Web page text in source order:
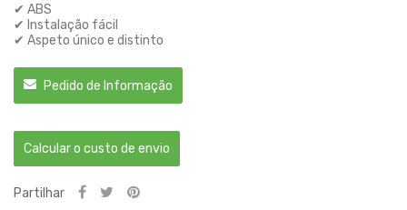
✔ ABS
✔ Instalação fácil
✔ Aspeto único e distinto
Pedido de Informação
Calcular o custo de envio
Partilhar